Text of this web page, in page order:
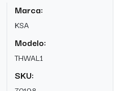
Marca:
KSA
Modelo:
THWAL1
SKU: